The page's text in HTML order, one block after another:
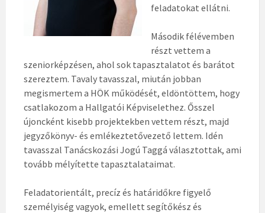
feladatokat ellátni.
Második félévemben
részt vettem a
szeniorképzésen, ahol sok tapasztalatot és barátot
szereztem. Tavaly tavasszal, miután jobban
megismertem a HÖK működését, eldöntöttem, hogy
csatlakozom a Hallgatói Képviselethez. Ősszel
újoncként kisebb projektekben vettem részt, majd
jegyzőkönyv- és emlékeztetővezető lettem. Idén
tavasszal Tanácskozási Jogú Taggá választottak, ami
tovább mélyítette tapasztalataimat.
Feladatorientált, precíz és határidőkre figyelő
személyiség vagyok, emellett segítőkész és